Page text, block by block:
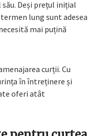
Deși prețul inițial
lung sunt adesea
mai puțină
curții. Cu
în întreținere și
oferi atât